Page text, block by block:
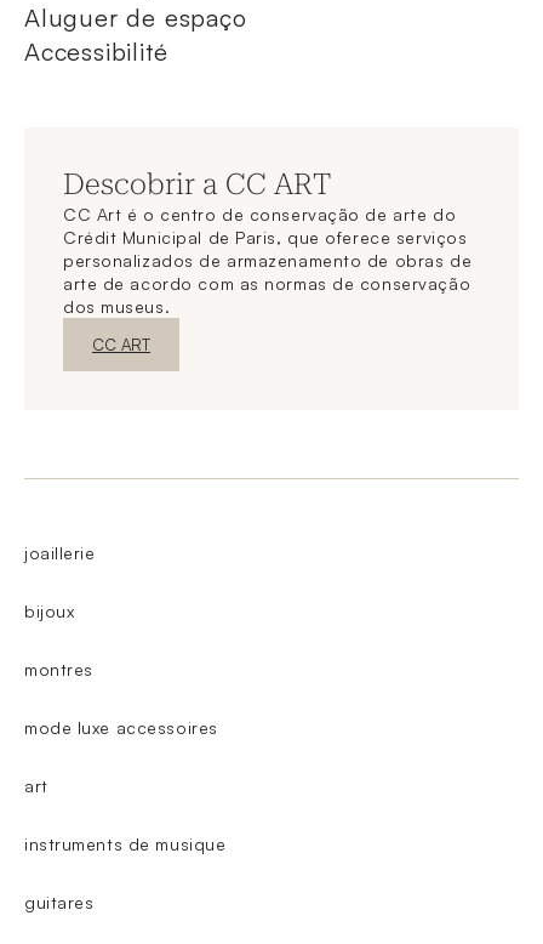
Aluguer de espaço
Accessibilité
Descobrir a CC ART
CC Art é o centro de conservação de arte do
Crédit Municipal de Paris, que oferece serviços
personalizados de armazenamento de obras de
arte de acordo com as normas de conservação
dos museus.
Nova janelaDescubra o
CC ART
joaillerie
bijoux
montres
mode luxe accessoires
art
instruments de musique
guitares